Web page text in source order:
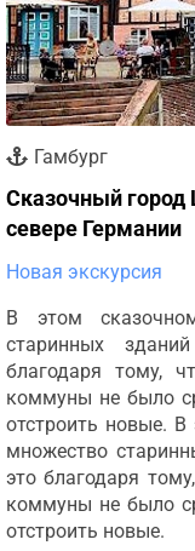
Гамбург
Сказочный
севере Германии
Новая экскурсия
В этом
старинных
благодаря тому,
коммуны не было
отстроить новые. В
множество
это благодаря
коммуны не было
отстроить новые.